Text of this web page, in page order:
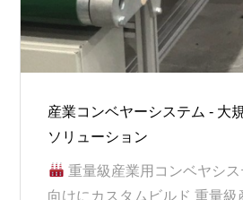
産業コンベヤーシステム - 大
ソリューション
重量級産業用コンベヤシ
向けにカスタムビルド 重量級